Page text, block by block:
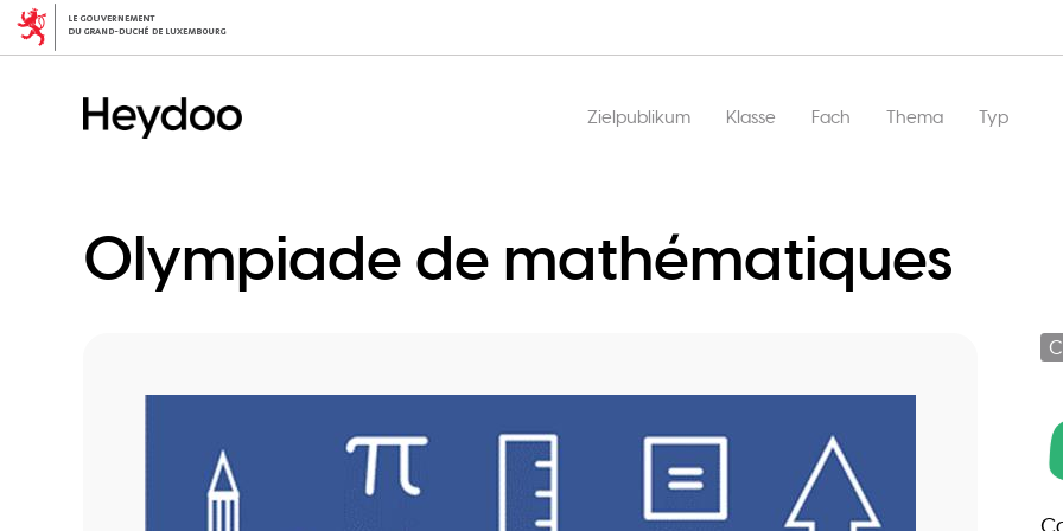
Hauptnavigation
Zielpublikum Klasse Fach Thema Typ
Olympiade de mathématiques